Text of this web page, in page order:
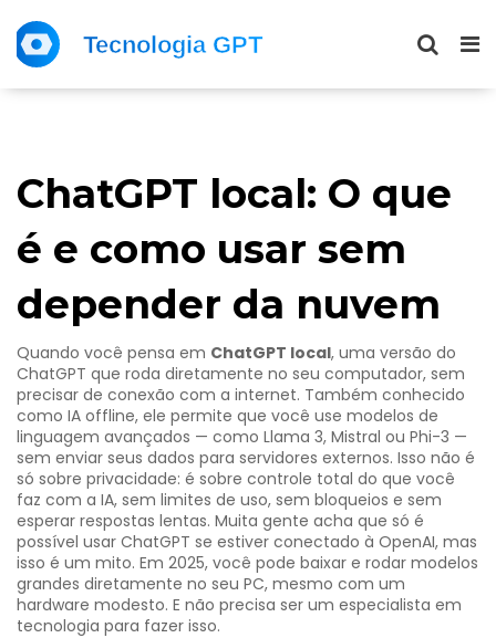
ChatGPT local: O que
é e como usar sem
depender da nuvem
Quando você pensa em ChatGPT local, uma versão do
ChatGPT que roda diretamente no seu computador, sem
precisar de conexão com a internet. Também conhecido
como IA offline, ele permite que você use modelos de
linguagem avançados — como Llama 3, Mistral ou Phi-3 —
sem enviar seus dados para servidores externos. Isso não é
só sobre privacidade: é sobre controle total do que você
faz com a IA, sem limites de uso, sem bloqueios e sem
esperar respostas lentas. Muita gente acha que só é
possível usar ChatGPT se estiver conectado à OpenAI, mas
isso é um mito. Em 2025, você pode baixar e rodar modelos
grandes diretamente no seu PC, mesmo com um
hardware modesto. E não precisa ser um especialista em
tecnologia para fazer isso.